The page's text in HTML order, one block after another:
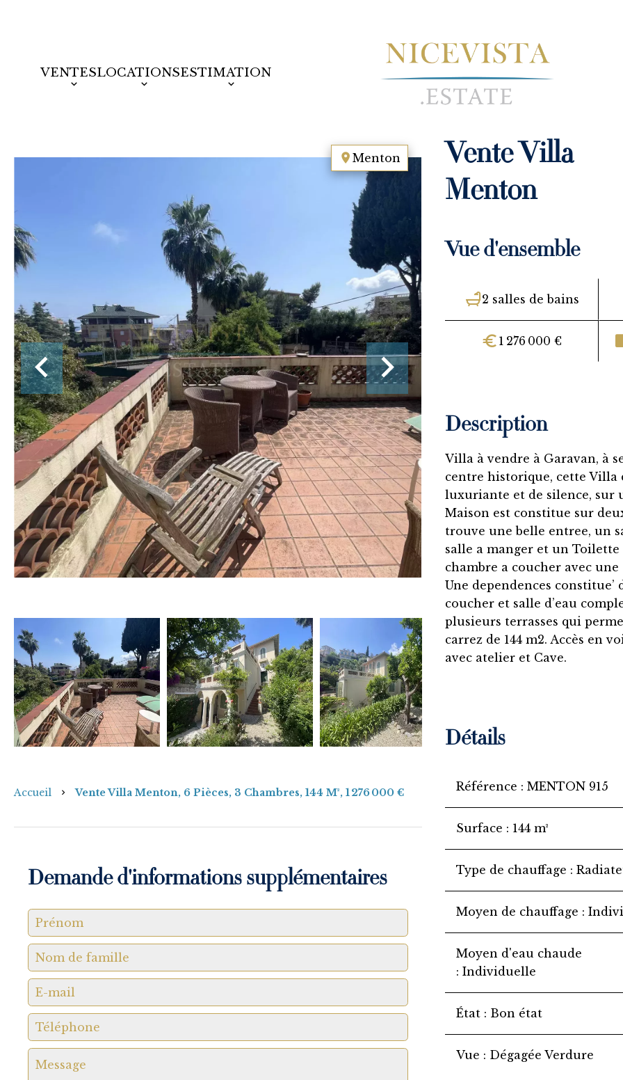
VENTESLOCATIONSESTIMATION
Menton
Accueil Vente Villa Menton, 6 Pièces, 3 Chambres, 144 M², 1 276 000 €
Demande d'informations supplémentaires
Vente Villa
Menton
Vue d'ensemble
2 salles de bains
1 276 000 €
Description
Villa à vendre à Garavan, à
centre historique, cette Villa
luxuriante et de silence, sur
Maison est constitue sur
trouve une belle entree, un
salle a manger et un
chambre a coucher avec
Une dependences
coucher et salle d’eau
plusieurs terrasses qui
carrez de 144 m2. Accès en
avec atelier et Cave.
Détails
Référence MENTON 915
Surface 144 m²
Type de chauffage
Moyen de chauffage
Moyen d'eau chaude
Individuelle
État Bon état
Vue Dégagée Verdure